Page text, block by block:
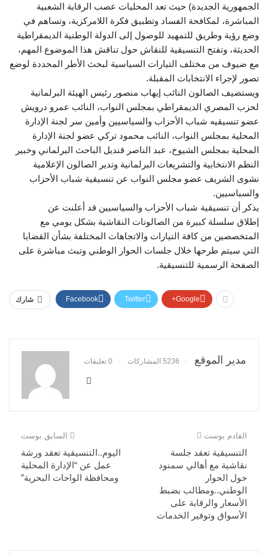
الجمهورية الجديدة) حيث تعد المحليات عصب الرقابة الشعبية
المباشرة، لمكافحة الفساد وتطبيق فكرة اللامركزية، وتساهم في
وضع رؤية وطريق للتمهيد للوصول إلى الدولة الوطنية الديمقراطية
الحديثة، وتفتح التنسيقية للنقاش حول تناقش هذا الموضوع المهم،
مع ضيوف من مختلف التيارات السياسية لبحث الأطر المحددة لوضع
تصور لإجراء الانتخابات المقبلة.
ويستضيف الصالون النائب إيهاب منصور رئيس الهيئة البرلمانية
لحزب المصري الديمقراطي بمجلس النواب، النائب عمرو درويش
عضو تنسيقيه شباب الأحزاب والسياسيين وأمين سر لجنة الإدارة
المحلية بمجلس النواب، النائب محمود تركي عضو لجنة الإدارة
المحلية بمجلس الشيوخ، عبد الناصر قنديل الباحث البرلماني وخبير
النظم الانتخابية والتشريعات البرلمانية وتدير الصالون الإعلامية
نشوى الشريف عضو مجلس النواب عن تنسيقية شباب الأحزاب
والسياسيين.
يذكر أن تنسيقية شباب الأحزاب والسياسيين قد أعلنت عن
إطلاق سلسلة كبيرة من الصالونات النقاشية بشكل يومي مع
المتخصصين من كافة التيارات والاتجاهات المختلفة بشأن القضايا
التي سيتم طرحها خلال جلسات الحوار الوطني وتبث مباشرة على
الصفحة الرسمية للتنسيقية.
شارك Facebook Twitter Google+
مدير الموقع 5236 المشاركات 0 تعليقات
السابق بوست
اليوم..التنسيقية تعقد ورشة
عمل عن “الإدارة المحلية
ومحافظة الواحات البحرية”
القادم بوست
التنسيقية تعقد جلسة
نقاشية مع أهالي سمنود
حول الحوار
الوطني..ومطالب بضبط
الأسعار والرقابة على
الأسواق وتوفير الخدمات